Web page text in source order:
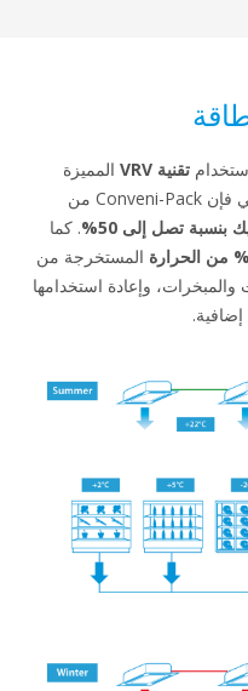
تقنية VRV
المميزة
المبتكرة، وبالتالي فإن Conveni-Pack من
تصل إلى 50%
. كما
المستخرجة من
وإعادة استخدامها